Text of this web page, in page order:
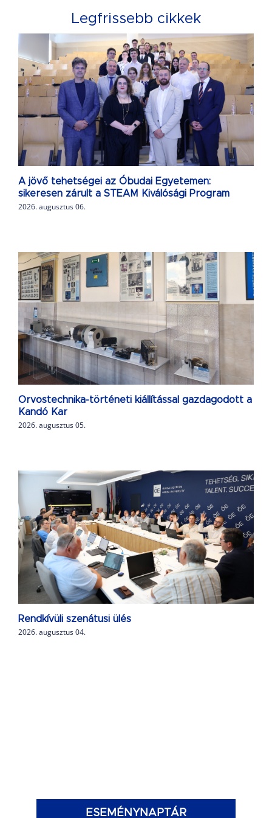
Legfrissebb cikkek
A jövő tehetségei az Óbudai Egyetemen:
sikeresen zárult a STEAM Kiválósági Program
2026. augusztus 06.
Orvostechnika-történeti kiállítással gazdagodott a
Kandó Kar
2026. augusztus 05.
Rendkívüli szenátusi ülés
2026. augusztus 04.
ESEMÉNYNAPTÁR